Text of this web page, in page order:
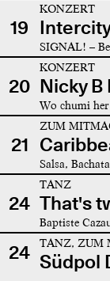
19
KONZERT
SIGNAL! –
20
KONZERT
Nicky B
Wo chumi
21
ZUM
Salsa,
24
TANZ
That's
Baptiste
24 TANZ, ZUM
Südpol